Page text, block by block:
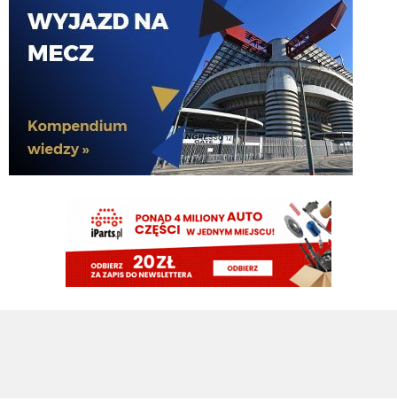
Atletico Madryt chce sprzedać Alexandra Sorlotha i oczekuje za niego ok. 40
mln €. Norweg jest otwarty na transfer do ligi tureckiej, jeżeli tylko dostanie
bardzo dobry kontrakt. Jeśli Sorloth odejdzie, Atletico będzie chciało
ściągnąć Dusana Vlahovicia. [Moretto]
07.08.2026 16:10
FENDI_SOSA
07.08.2026 16:09
u he jutro z gadami z j?!
07.08.2026 16:09
Prawdopodobny skład na jutrzejszy sparing z Interem (Sky): Di Gregorio -